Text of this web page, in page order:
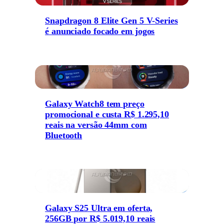
Snapdragon 8 Elite Gen 5 V-Series
é anunciado focado em jogos
Galaxy Watch8 tem preço
promocional e custa R$ 1.295,10
reais na versão 44mm com
Bluetooth
Galaxy S25 Ultra em oferta,
256GB por R$ 5.019,10 reais